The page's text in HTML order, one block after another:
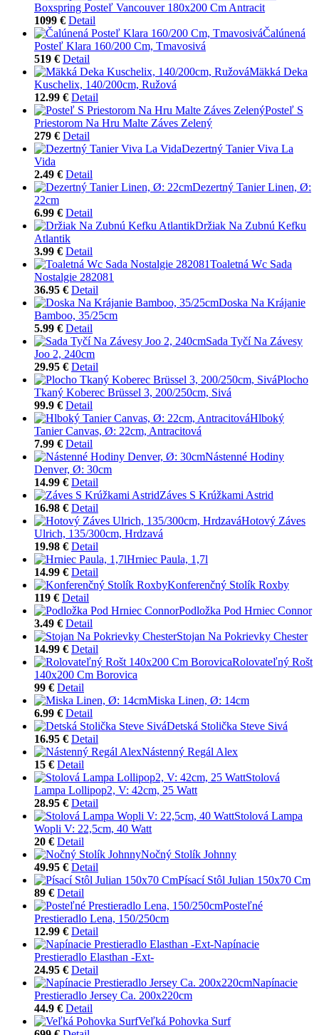
Boxspring Posteľ Vancouver 180x200 Cm Antracit
1099 € Detail
Čalúnená
Posteľ Klara 160/200 Cm, Tmavosivá
519 € Detail
Mäkká Deka
Kuschelix, 140/200cm, Ružová
12.99 € Detail
Posteľ S
Priestorom Na Hru Malte Záves Zelený
279 € Detail
Dezertný Tanier Viva La
Vida
2.49 € Detail
Dezertný Tanier Linen, Ø:
22cm
6.99 € Detail
Držiak Na Zubnú Kefku
Atlantik
3.99 € Detail
Toaletná Wc Sada
Nostalgie 282081
36.95 € Detail
Doska Na Krájanie
Bamboo, 35/25cm
5.99 € Detail
Sada Tyčí Na Závesy
Joo 2, 240cm
29.95 € Detail
Plocho
Tkaný Koberec Brüssel 3, 200/250cm, Sivá
99.9 € Detail
Hlboký
Tanier Canvas, Ø: 22cm, Antracitová
7.99 € Detail
Nástenné Hodiny
Denver, Ø: 30cm
14.99 € Detail
Záves S Krúžkami Astrid
16.98 € Detail
Hotový Záves
Ulrich, 135/300cm, Hrdzavá
19.98 € Detail
Hrniec Paula, 1,7l
14.99 € Detail
Konferenčný Stolík Roxby
119 € Detail
Podložka Pod Hrniec Connor
3.49 € Detail
Stojan Na Pokrievky Chester
14.99 € Detail
Rolovateľný Rošt
140x200 Cm Borovica
99 € Detail
Miska Linen, Ø: 14cm
6.99 € Detail
Detská Stolička Steve Sivá
16.95 € Detail
Nástenný Regál Alex
15 € Detail
Stolová
Lampa Lollipop2, V: 42cm, 25 Watt
28.95 € Detail
Stolová Lampa
Wopli V: 22,5cm, 40 Watt
20 € Detail
Nočný Stolík Johnny
49.95 € Detail
Písací Stôl Julian 150x70 Cm
89 € Detail
Posteľné
Prestieradlo Lena, 150/250cm
12.99 € Detail
Napínacie
Prestieradlo Elasthan -Ext-
24.95 € Detail
Napínacie
Prestieradlo Jersey Ca. 200x220cm
44.9 € Detail
Veľká Pohovka Surf